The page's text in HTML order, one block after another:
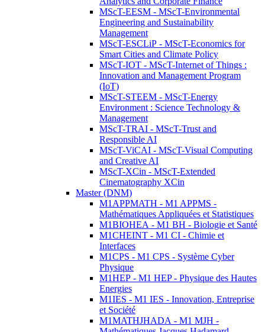
MScT-EESM - MScT-Environmental
Engineering and Sustainability
Management
MScT-ESCLiP - MScT-Economics for
Smart Cities and Climate Policy
MScT-IOT - MScT-Internet of Things :
Innovation and Management Program
(IoT)
MScT-STEEM - MScT-Energy
Environment : Science Technology &
Management
MScT-TRAI - MScT-Trust and
Responsible AI
MScT-ViCAI - MScT-Visual Computing
and Creative AI
MScT-XCin - MScT-Extended
Cinematography XCin
Master (DNM)
M1APPMATH - M1 APPMS -
Mathématiques Appliquées et Statistiques
M1BIOHEA - M1 BH - Biologie et Santé
M1CHEINT - M1 CI - Chimie et
Interfaces
M1CPS - M1 CPS - Système Cyber
Physique
M1HEP - M1 HEP - Physique des Hautes
Energies
M1IES - M1 IES - Innovation, Entreprise
et Société
M1MATHJHADA - M1 MJH -